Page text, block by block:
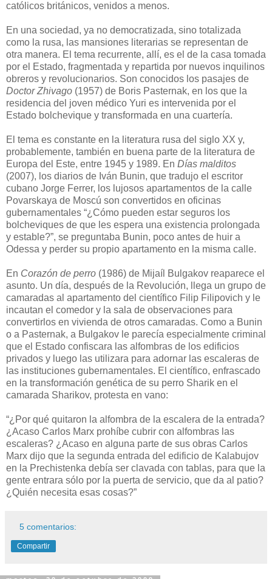
católicos británicos, venidos a menos.
En una sociedad, ya no democratizada, sino totalizada
como la rusa, las mansiones literarias se representan de
otra manera. El tema recurrente, allí, es el de la casa tomada
por el Estado, fragmentada y repartida por nuevos inquilinos
obreros y revolucionarios. Son conocidos los pasajes de
Doctor Zhivago (1957) de Boris Pasternak, en los que la
residencia del joven médico Yuri es intervenida por el
Estado bolchevique y transformada en una cuartería.
El tema es constante en la literatura rusa del siglo XX y,
probablemente, también en buena parte de la literatura de
Europa del Este, entre 1945 y 1989. En Días malditos
(2007), los diarios de Iván Bunin, que tradujo el escritor
cubano Jorge Ferrer, los lujosos apartamentos de la calle
Povarskaya de Moscú son convertidos en oficinas
gubernamentales “¿Cómo pueden estar seguros los
bolcheviques de que les espera una existencia prolongada
y estable?”, se preguntaba Bunin, poco antes de huir a
Odessa y perder su propio apartamento en la misma calle.
En Corazón de perro (1986) de Mijaíl Bulgakov reaparece el
asunto. Un día, después de la Revolución, llega un grupo de
camaradas al apartamento del científico Filip Filipovich y le
incautan el comedor y la sala de observaciones para
convertirlos en vivienda de otros camaradas. Como a Bunin
o a Pasternak, a Bulgakov le parecía especialmente criminal
que el Estado confiscara las alfombras de los edificios
privados y luego las utilizara para adornar las escaleras de
las instituciones gubernamentales. El científico, enfrascado
en la transformación genética de su perro Sharik en el
camarada Sharikov, protesta en vano:
“¿Por qué quitaron la alfombra de la escalera de la entrada?
¿Acaso Carlos Marx prohíbe cubrir con alfombras las
escaleras? ¿Acaso en alguna parte de sus obras Carlos
Marx dijo que la segunda entrada del edificio de Kalabujov
en la Prechistenka debía ser clavada con tablas, para que la
gente entrara sólo por la puerta de servicio, que da al patio?
¿Quién necesita esas cosas?”
5 comentarios:
Compartir